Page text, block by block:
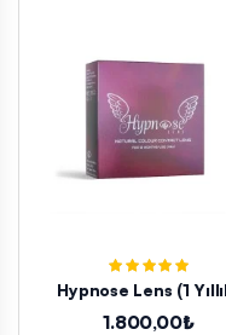
Hypnose Lens (1
1.800,00₺